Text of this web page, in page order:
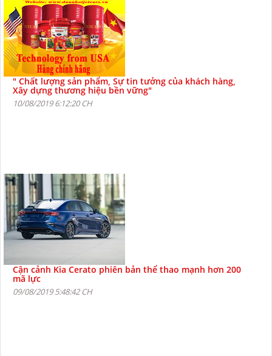
" Chất lượng sản phẩm, Sự tin tưởng của khách hàng,
Xây dựng thương hiệu bền vững"
10/08/2019 6:12:20 CH
Cận cảnh Kia Cerato phiên bản thể thao mạnh hơn 200
mã lực
09/08/2019 5:48:42 CH